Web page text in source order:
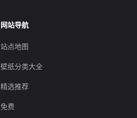
网站导航
站点地图
壁纸分类大全
精选推荐
免费